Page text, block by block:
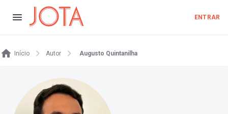
ENTRAR
Início Autor Augusto Quintanilha